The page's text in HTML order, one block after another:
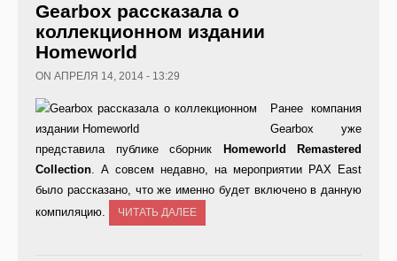
Gearbox рассказала о
коллекционном издании
Homeworld
ON АПРЕЛЯ 14, 2014 - 13:29
Ранее компания
Gearbox уже
представила публике сборник
Homeworld
Remastered
Collection. А совсем недавно, на мероприятии PAX East
было рассказано, что же именно будет включено в данную
компиляцию.
ЧИТАТЬ ДАЛЕЕ